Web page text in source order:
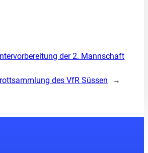
der 2. Mannschaft
des VfR Süssen →